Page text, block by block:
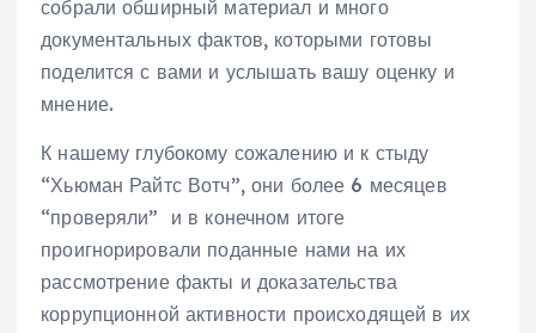
собрали обширный материал и много
документальных фактов, которыми готовы
поделится с вами и услышать вашу оценку и
мнение.
К нашему глубокому сожалению и к стыду
“Хьюман Райтс Вотч”, они более 6 месяцев
“проверяли” и в конечном итоге
проигнорировали поданные нами на их
рассмотрение факты и доказательства
коррупционной активности происходящей в их